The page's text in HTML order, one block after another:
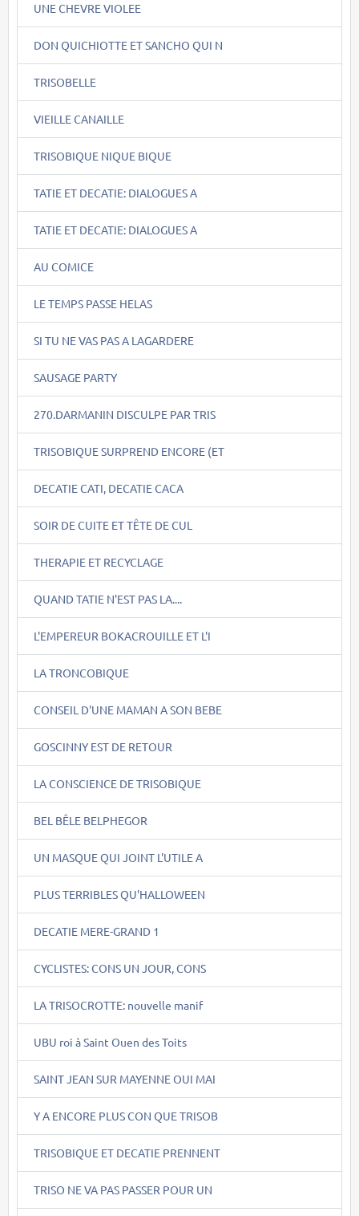
UNE CHEVRE VIOLEE
DON QUICHIOTTE ET SANCHO QUI N
TRISOBELLE
VIEILLE CANAILLE
TRISOBIQUE NIQUE BIQUE
TATIE ET DECATIE: DIALOGUES A
TATIE ET DECATIE: DIALOGUES A
AU COMICE
LE TEMPS PASSE HELAS
SI TU NE VAS PAS A LAGARDERE
SAUSAGE PARTY
270.DARMANIN DISCULPE PAR TRIS
TRISOBIQUE SURPREND ENCORE (ET
DECATIE CATI, DECATIE CACA
SOIR DE CUITE ET TÊTE DE CUL
THERAPIE ET RECYCLAGE
QUAND TATIE N'EST PAS LA....
L'EMPEREUR BOKACROUILLE ET L'I
LA TRONCOBIQUE
CONSEIL D'UNE MAMAN A SON BEBE
GOSCINNY EST DE RETOUR
LA CONSCIENCE DE TRISOBIQUE
BEL BÊLE BELPHEGOR
UN MASQUE QUI JOINT L'UTILE A
PLUS TERRIBLES QU'HALLOWEEN
DECATIE MERE-GRAND 1
CYCLISTES: CONS UN JOUR, CONS
LA TRISOCROTTE: nouvelle manif
UBU roi à Saint Ouen des Toits
SAINT JEAN SUR MAYENNE OUI MAI
Y A ENCORE PLUS CON QUE TRISOB
TRISOBIQUE ET DECATIE PRENNENT
TRISO NE VA PAS PASSER POUR UN